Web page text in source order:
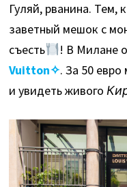
Гуляй, рванина. Тем,
заветный мешок с
съесть
! В Милане
Vuitton✧. За 50
и увидеть живого